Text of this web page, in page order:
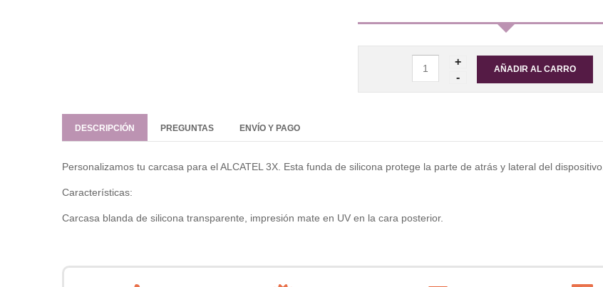
DESCRIPCIÓN PREGUNTAS ENVÍO Y PAGO
Personalizamos tu carcasa para el ALCATEL 3X. Esta funda de silicona protege la parte de atrás y lateral del dispositivo.
Características:
Carcasa blanda de silicona transparente, impresión mate en UV en la cara posterior.